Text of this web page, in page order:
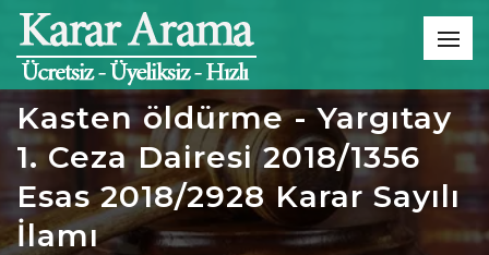
Kasten öldürme - Yargıtay
1. Ceza Dairesi 2018/1356
Esas 2018/2928 Karar Sayılı
İlamı